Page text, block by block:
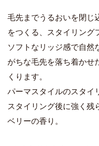
毛先までうるおいを閉じ
をつくる、スタイリング
ソフトなリッジ感で自然
がちな毛先を落ち着かせ
くります。
パーマスタイルのスタイ
スタイリング後に強く残
ベリーの香り。